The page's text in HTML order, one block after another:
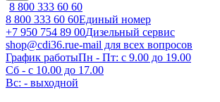
8 800 333 60 60
8 800 333 60 60Единый номер
+7 950 754 89 00Дизельный сервис
shop@cdi36.rue-mail для всех вопросов
График работыПн - Пт: с 9.00 до 19.00
Сб - с 10.00 до 17.00
Вс: - выходной